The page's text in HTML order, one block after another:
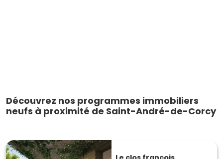
Découvrez nos programmes immobiliers
neufs à proximité de Saint-André-de-Corcy